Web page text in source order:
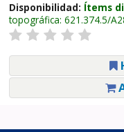
Disponibilidad: Ítems
topográfica: 621.374.5/